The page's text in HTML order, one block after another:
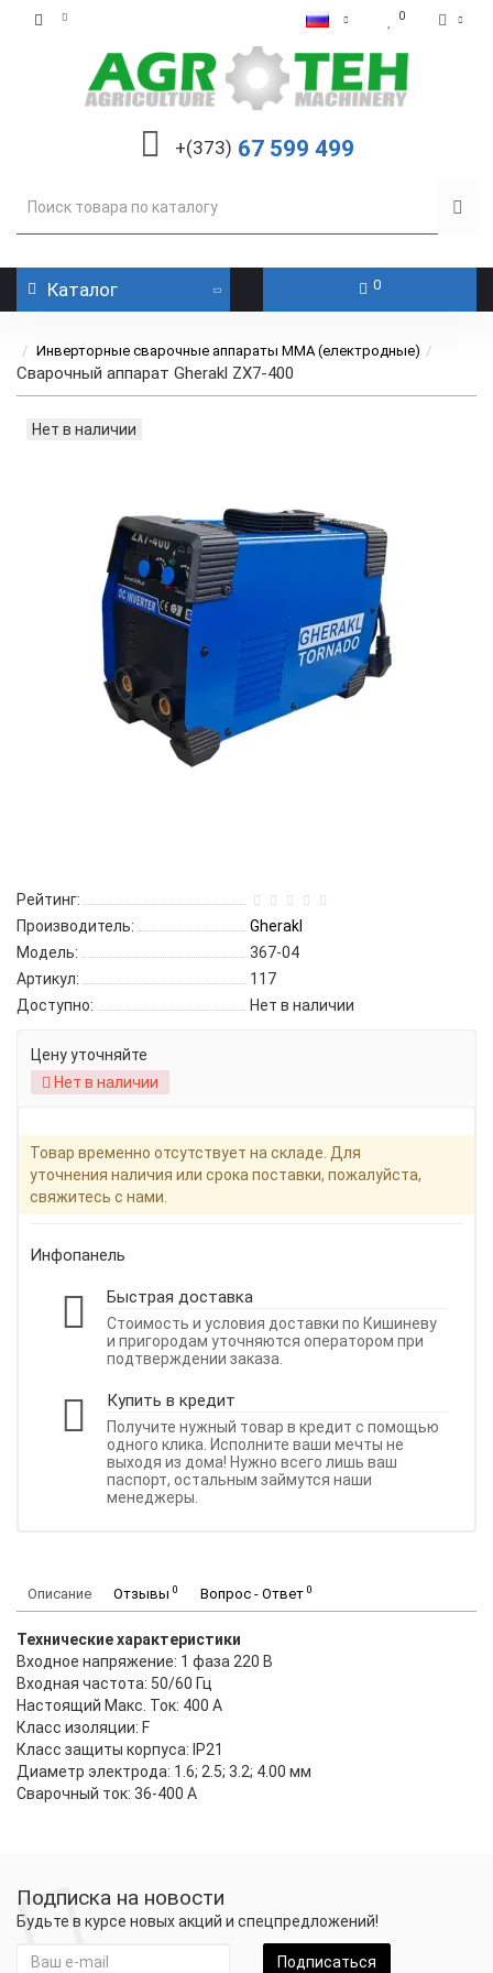
0
+(373) 67 599 499
Каталог 0
Инверторные сварочные аппараты ММА (електродные)
Сварочный аппарат Gherakl ZX7-400
Нет в наличии
Рейтинг:
Производитель:
Gherakl
Модель:
367-04
Артикул:
117
Доступно:
Нет в наличии
Цену уточняйте
Нет в наличии
Товар временно отсутствует на складе. Для
уточнения наличия или срока поставки, пожалуйста,
свяжитесь с нами.
Инфопанель
Быстрая доставка
Стоимость и условия доставки по Кишиневу
и пригородам уточняются оператором при
подтверждении заказа.
Купить в кредит
Получите нужный товар в кредит с помощью
одного клика. Исполните ваши мечты не
выходя из дома! Нужно всего лишь ваш
паспорт, остальным займутся наши
менеджеры.
Описание Отзывы 0 Вопрос - Ответ 0
Технические характеристики
Входное напряжение: 1 фаза 220 В
Входная частота: 50/60 Гц
Настоящий Макс. Ток: 400 А
Класс изоляции: F
Класс защиты корпуса: IP21
Диаметр электрода: 1.6; 2.5; 3.2; 4.00 мм
Сварочный ток: 36-400 А
Подписка на новости
Будьте в курсе новых акций и спецпредложений!
Подписаться